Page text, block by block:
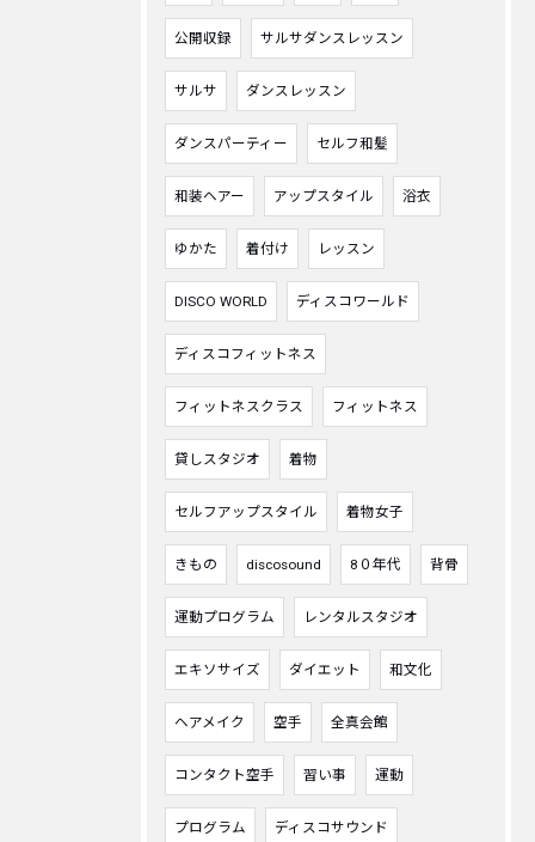
公開収録 サルサダンスレッスン
サルサ ダンスレッスン
ダンスパーティー セルフ和髪
和装ヘアー アップスタイル 浴衣
ゆかた 着付け レッスン
DISCO WORLD ディスコワールド
ディスコフィットネス
フィットネスクラス フィットネス
貸しスタジオ 着物
セルフアップスタイル 着物女子
きもの discosound 8０年代 背骨
運動プログラム レンタルスタジオ
エキソサイズ ダイエット 和文化
ヘアメイク 空手 全真会館
コンタクト空手 習い事 運動
プログラム ディスコサウンド